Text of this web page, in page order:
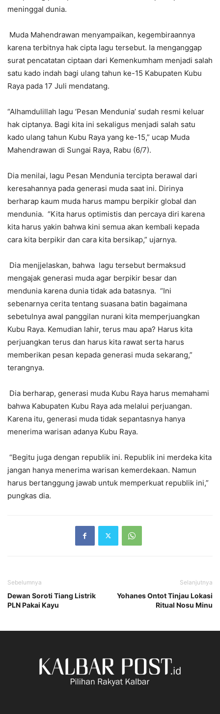
meninggal dunia.
Muda Mahendrawan menyampaikan, kegembiraannya
karena terbitnya hak cipta lagu tersebut. Ia menganggap
surat pencatatan ciptaan dari Kemenkumham menjadi salah
satu kado indah bagi ulang tahun ke-15 Kabupaten Kubu
Raya pada 17 Juli mendatang.
“Alhamdulillah lagu ‘Pesan Mendunia’ sudah resmi keluar
hak ciptanya. Bagi kita ini sekaligus menjadi salah satu
kado ulang tahun Kubu Raya yang ke-15,” ucap Muda
Mahendrawan di Sungai Raya, Rabu (6/7).
Dia menilai, lagu Pesan Mendunia tercipta berawal dari
keresahannya pada generasi muda saat ini. Dirinya
berharap kaum muda harus mampu berpikir global dan
mendunia. “Kita harus optimistis dan percaya diri karena
kita harus yakin bahwa kini semua akan kembali kepada
cara kita berpikir dan cara kita bersikap,” ujarnya.
Dia menjjelaskan, bahwa lagu tersebut bermaksud
mengajak generasi muda agar berpikir besar dan
mendunia karena dunia tidak ada batasnya. “Ini
sebenarnya cerita tentang suasana batin bagaimana
sebetulnya awal panggilan nurani kita memperjuangkan
Kubu Raya. Kemudian lahir, terus mau apa? Harus kita
perjuangkan terus dan harus kita rawat serta harus
memberikan pesan kepada generasi muda sekarang,”
terangnya.
Dia berharap, generasi muda Kubu Raya harus memahami
bahwa Kabupaten Kubu Raya ada melalui perjuangan.
Karena itu, generasi muda tidak sepantasnya hanya
menerima warisan adanya Kubu Raya.
“Begitu juga dengan republik ini. Republik ini merdeka kita
jangan hanya menerima warisan kemerdekaan. Namun
harus bertanggung jawab untuk memperkuat republik ini,”
pungkas dia.
Sebelumnya
Dewan Soroti Tiang Listrik
PLN Pakai Kayu
Selanjutnya
Yohanes Ontot Tinjau Lokasi
Ritual Nosu Minu